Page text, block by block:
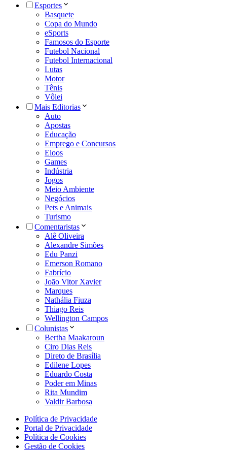
Esportes
Basquete
Copa do Mundo
eSports
Famosos do Esporte
Futebol Nacional
Futebol Internacional
Lutas
Motor
Tênis
Vôlei
Mais Editorias
Auto
Apostas
Educação
Emprego e Concursos
Eloos
Games
Indústria
Jogos
Meio Ambiente
Negócios
Pets e Animais
Turismo
Comentaristas
Alê Oliveira
Alexandre Simões
Edu Panzi
Emerson Romano
Fabrício
João Vitor Xavier
Marques
Nathália Fiuza
Thiago Reis
Wellington Campos
Colunistas
Bertha Maakaroun
Ciro Dias Reis
Direto de Brasília
Edilene Lopes
Eduardo Costa
Poder em Minas
Rita Mundim
Valdir Barbosa
Política de Privacidade
Portal de Privacidade
Política de Cookies
Gestão de Cookies